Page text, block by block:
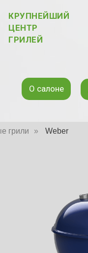
КРУПНЕЙШИЙ
ЦЕНТР
ГРИЛЕЙ
О салоне
грили » Weber